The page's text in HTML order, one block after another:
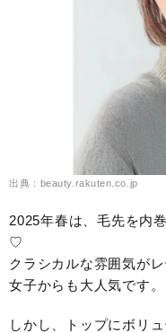
出典：beauty.rakuten.co.jp
2025年春は、毛先を内
♡
クラシカルな雰囲気が
女子からも大人気です。
しかし、トップにボリ